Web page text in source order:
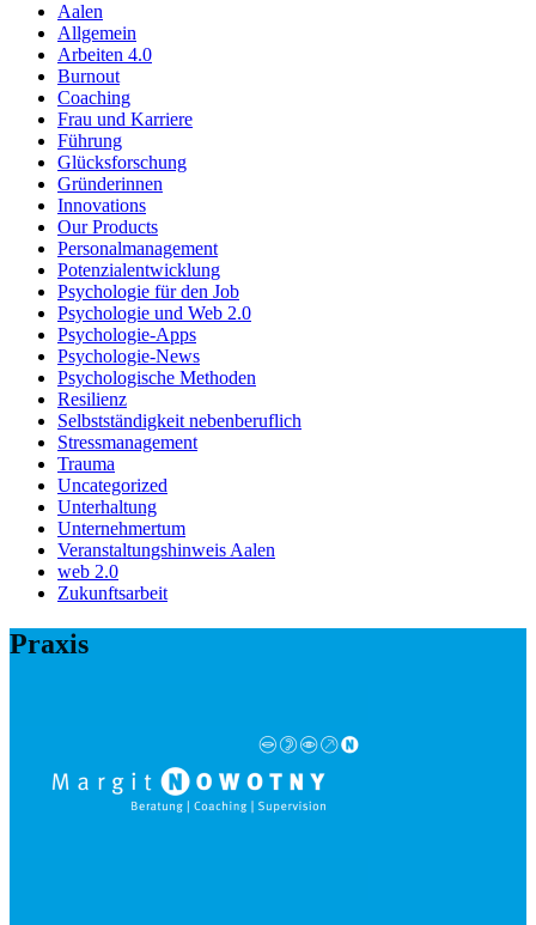
Aalen
Allgemein
Arbeiten 4.0
Burnout
Coaching
Frau und Karriere
Führung
Glücksforschung
Gründerinnen
Innovations
Our Products
Personalmanagement
Potenzialentwicklung
Psychologie für den Job
Psychologie und Web 2.0
Psychologie-Apps
Psychologie-News
Psychologische Methoden
Resilienz
Selbstständigkeit nebenberuflich
Stressmanagement
Trauma
Uncategorized
Unterhaltung
Unternehmertum
Veranstaltungshinweis Aalen
web 2.0
Zukunftsarbeit
Praxis